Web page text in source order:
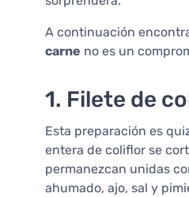
A continuación
carne no es un
1. Filete de
Esta preparación es
entera de coliflor se
permanezcan unidas
ahumado, ajo, sal y